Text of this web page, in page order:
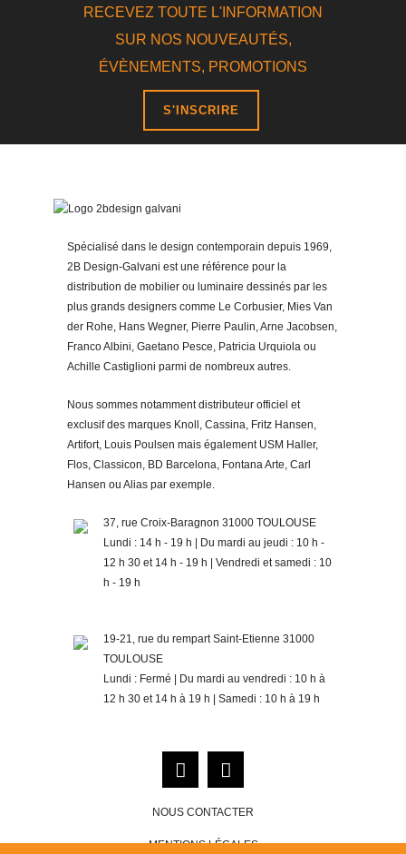
RECEVEZ TOUTE L'INFORMATION
SUR NOS NOUVEAUTÉS,
ÉVÈNEMENTS, PROMOTIONS
S'INSCRIRE
Spécialisé dans le design contemporain depuis 1969,
2B Design-Galvani est une référence pour la
distribution de mobilier ou luminaire dessinés par les
plus grands designers comme Le Corbusier, Mies Van
der Rohe, Hans Wegner, Pierre Paulin, Arne Jacobsen,
Franco Albini, Gaetano Pesce, Patricia Urquiola ou
Achille Castiglioni parmi de nombreux autres.
Nous sommes notamment distributeur officiel et
exclusif des marques Knoll, Cassina, Fritz Hansen,
Artifort, Louis Poulsen mais également USM Haller,
Flos, Classicon, BD Barcelona, Fontana Arte, Carl
Hansen ou Alias par exemple.
37, rue Croix-Baragnon 31000 TOULOUSE
Lundi : 14 h - 19 h | Du mardi au jeudi : 10 h -
12 h 30 et 14 h - 19 h | Vendredi et samedi : 10
h - 19 h
19-21, rue du rempart Saint-Etienne 31000
TOULOUSE
Lundi : Fermé | Du mardi au vendredi : 10 h à
12 h 30 et 14 h à 19 h | Samedi : 10 h à 19 h
NOUS CONTACTER
MENTIONS LÉGALES